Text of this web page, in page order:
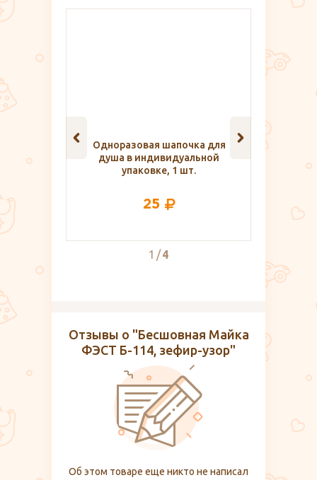
Массажер медицинский для
тела, Чудо-мячик
165
2 4
Отзывы о "Бесшовная Майка
ФЭСТ Б-114, зефир-узор"
Об этом товаре еще никто не написал